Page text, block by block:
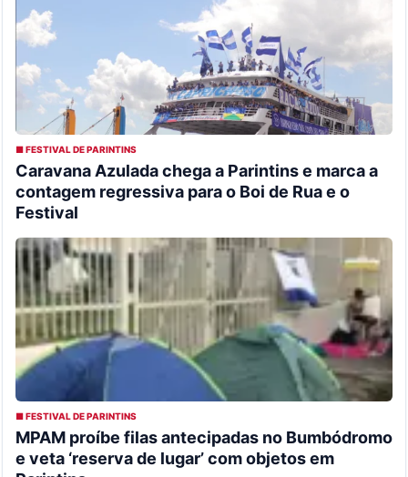
■ FESTIVAL DE PARINTINS
Caravana Azulada chega a Parintins e marca a
contagem regressiva para o Boi de Rua e o
Festival
■ FESTIVAL DE PARINTINS
MPAM proíbe filas antecipadas no Bumbódromo
e veta ‘reserva de lugar’ com objetos em